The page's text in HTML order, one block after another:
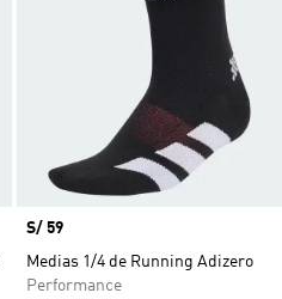
Precio
S/ 59
Medias 1/4 de Running Adizero
Performance